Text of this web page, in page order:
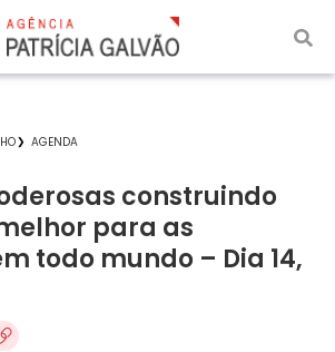
AGENDA
construindo
para as
todo mundo – Dia 14,